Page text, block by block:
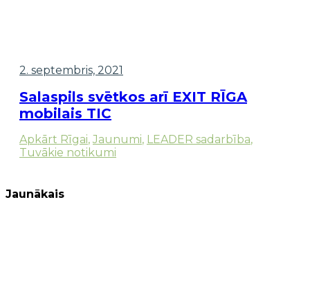
2. septembris, 2021
Salaspils svētkos arī EXIT RĪGA
mobilais TIC
Apkārt Rīgai, Jaunumi, LEADER sadarbība,
Tuvākie notikumi
Jaunākais